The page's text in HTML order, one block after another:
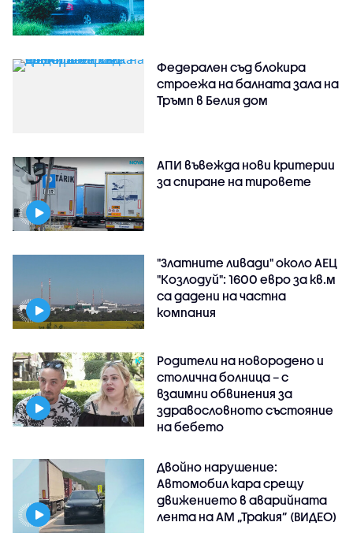
Федерален съд блокира
строежа на балната зала на
Тръмп в Белия дом
АПИ въвежда нови критерии
за спиране на тировете
"Златните ливади" около АЕЦ
"Козлодуй": 1600 евро за кв.м
са дадени на частна
компания
Родители на новородено и
столична болница – с
взаимни обвинения за
здравословното състояние
на бебето
Двойно нарушение:
Автомобил кара срещу
движението в аварийната
лента на АМ „Тракия” (ВИДЕО)